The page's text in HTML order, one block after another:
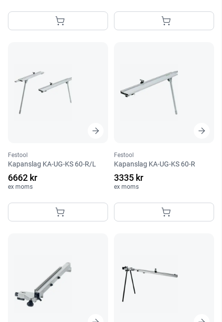
Festool
Kapanslag KA-UG-KS 60-R/L
6662 kr
ex moms
Festool
Kapanslag KA-UG-KS 60-R
3335 kr
ex moms